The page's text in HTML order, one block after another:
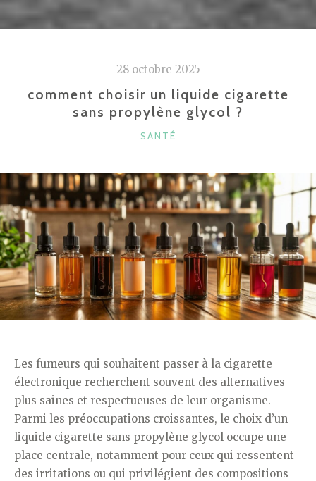
LA
LUTTE
CONTRE
À
LA
DISRUPTION
HORMONALE »
28 octobre 2025
comment choisir un liquide cigarette
sans propylène glycol ?
CATÉGORIES
SANTÉ
Les fumeurs qui souhaitent passer à la cigarette
électronique recherchent souvent des alternatives
plus saines et respectueuses de leur organisme.
Parmi les préoccupations croissantes, le choix d’un
liquide cigarette sans propylène glycol occupe une
place centrale, notamment pour ceux qui ressentent
des irritations ou qui privilégient des compositions